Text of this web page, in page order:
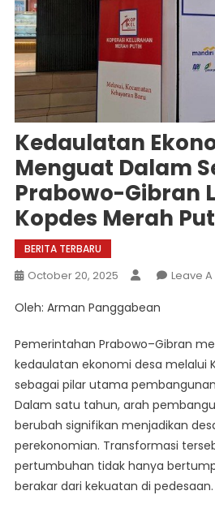
Kedaulatan
Menguat Dalam
Prabowo-Gibran
Kopdes Merah
BERITA TERBARU
October 20, 2025 Leave
Oleh: Arman Panggabean
Pemerintahan Prabowo–Gibran
kedaulatan ekonomi desa melalui
sebagai pilar utama
Dalam satu tahun, arah
berubah signifikan menjadikan
perekonomian. Transformasi
pertumbuhan tidak hanya
berakar dari kekuatan di pedesaan.